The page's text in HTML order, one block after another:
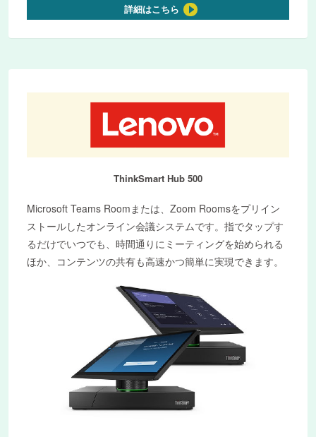
詳細はこちら
ThinkSmart Hub 500
Microsoft Teams Roomまたは、Zoom Roomsをプリイン
ストールしたオンライン会議システムです。指でタップす
るだけでいつでも、時間通りにミーティングを始められる
ほか、コンテンツの共有も高速かつ簡単に実現できます。